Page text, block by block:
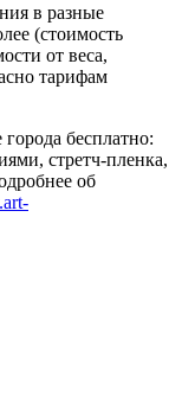
в разные
(стоимость
от веса,
тарифам
бесплатно:
стретч-пленка,
об